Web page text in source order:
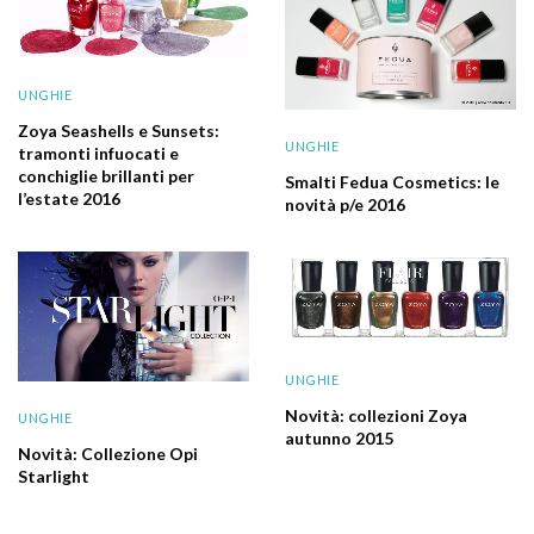
UNGHIE
Zoya Seashells e Sunsets:
tramonti infuocati e
conchiglie brillanti per
l’estate 2016
UNGHIE
Smalti Fedua Cosmetics: le
novità p/e 2016
UNGHIE
Novità: Collezione Opi
Starlight
UNGHIE
Novità: collezioni Zoya
autunno 2015